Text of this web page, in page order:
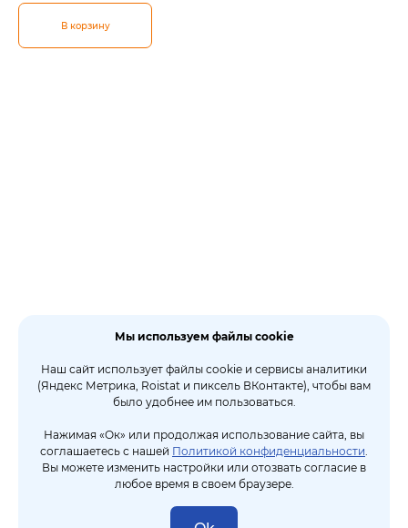
В корзину
Мы используем файлы cookie
Наш сайт использует файлы cookie и сервисы аналитики
(Яндекс Метрика, Roistat и пиксель ВКонтакте), чтобы вам
было удобнее им пользоваться.
Нажимая «Ок» или продолжая использование сайта, вы
соглашаетесь с нашей Политикой конфиденциальности.
Вы можете изменить настройки или отозвать согласие в
любое время в своем браузере.